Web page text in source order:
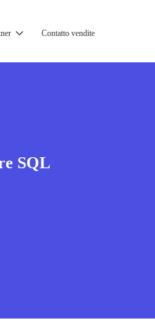
Contatto vendite
SQL